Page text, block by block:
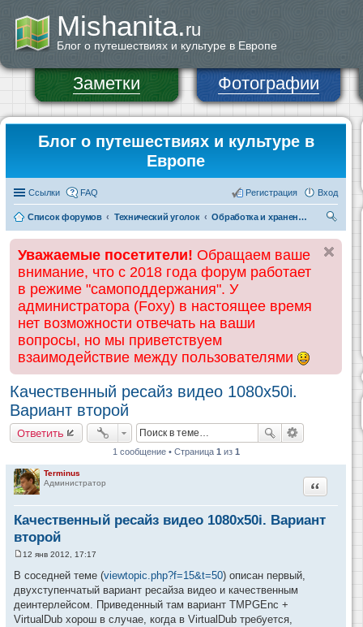
Mishanita.ru
Блог о путешествиях и культуре в Европе
Заметки Фотографии
Блог о путешествиях и культуре в
Европе
Ссылки FAQ Вход
Регистрация
Список форумов Технический уголок
Обработка и хранение фото и видеоматериалов
ск
Уважаемые посетители! Обращаем ваше
внимание, что с 2018 года форум работает
в режиме "самоподдержания". У
администратора (Foxy) в настоящее время
нет возможности отвечать на ваши
вопросы, но мы приветствуем
взаимодействие между пользователями
Качественный ресайз видео 1080x50i.
Вариант второй
Ответить
1 сообщение • Страница 1 из 1
Terminus
Администратор
Качественный ресайз видео 1080x50i. Вариант
второй
Цитата
о
б
е
н
12 янв 2012, 17:17
В соседней теме (viewtopic.php?f=15&t=50) описан первый,
двухступенчатый вариант ресайза видео и качественным
деинтерлейсом. Приведенный там вариант TMPGEnc +
VirtualDub хорош в случае, когда в VirtualDub требуется,